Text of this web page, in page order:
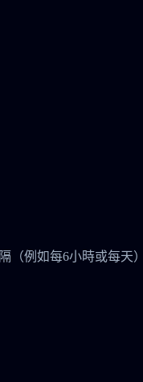
（例如每6小時或每天